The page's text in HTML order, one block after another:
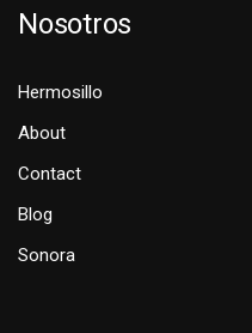
Nosotros
Hermosillo
About
Contact
Blog
Sonora